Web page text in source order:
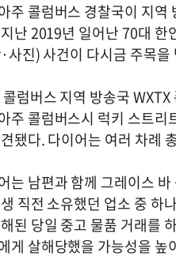
주 콜럼버스 경찰국이 지
난 2019년 일어난 70대
사진) 사건이 다시금 주목을
럼버스 지역 방송국
주 콜럼버스시 럭키 스트리
됐다. 다이어는 여러 차례
는 남편과 함께 그레이스
직전 소유했던 업소 중 하
된 당일 중고 물품 거래를
게 살해당했을 가능성을 높